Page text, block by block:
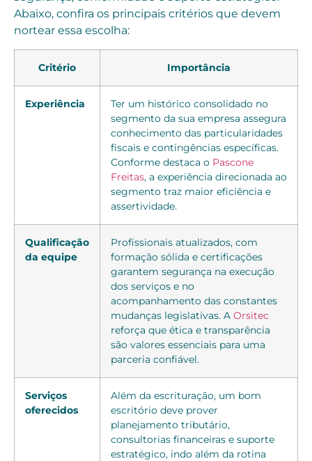
Abaixo, confira os principais critérios que devem
nortear essa escolha:
Critério Importância
Experiência
Ter um histórico consolidado no
segmento da sua empresa assegura
conhecimento das particularidades
fiscais e contingências específicas.
Conforme destaca o Pascone
Freitas, a experiência direcionada ao
segmento traz maior eficiência e
assertividade.
Qualificação
da equipe
Profissionais atualizados, com
formação sólida e certificações
garantem segurança na execução
dos serviços e no
acompanhamento das constantes
mudanças legislativas. A Orsitec
reforça que ética e transparência
são valores essenciais para uma
parceria confiável.
Serviços
oferecidos
Além da escrituração, um bom
escritório deve prover
planejamento tributário,
consultorias financeiras e suporte
estratégico, indo além da rotina